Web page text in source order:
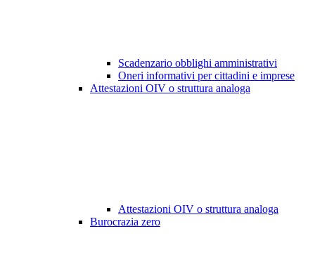
Scadenzario obblighi amministrativi
Oneri informativi per cittadini e imprese
Attestazioni OIV o struttura analoga
Attestazioni OIV o struttura analoga
Burocrazia zero